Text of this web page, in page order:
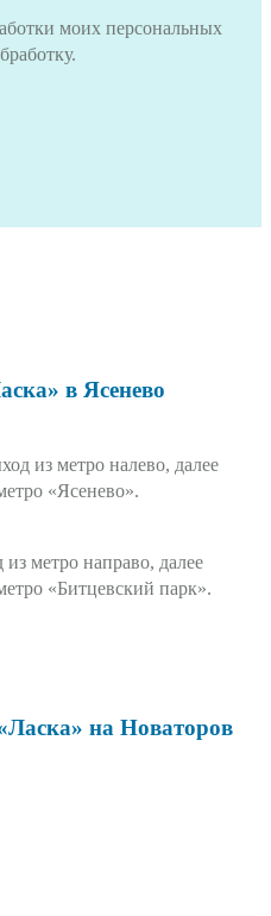
моих персональных
в Ясенево
из метро налево, далее
«Ясенево».
метро направо, далее
«Битцевский парк».
на Новаторов